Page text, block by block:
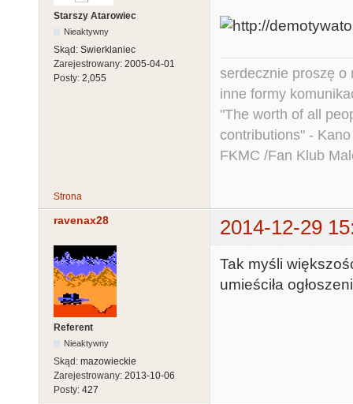
Starszy Atarowiec
Nieaktywny
Skąd: Swierklaniec
Zarejestrowany: 2005-04-01
Posty: 2,055
serdecznie proszę o
inne formy
"The worth of all
contributions" -
FKMC /Fan Klub
Strona
ravenax28 2014-12-29
Referent
Nieaktywny
Skąd: mazowieckie
Zarejestrowany: 2013-10-06
Posty: 427
Tak myśli
umieściła